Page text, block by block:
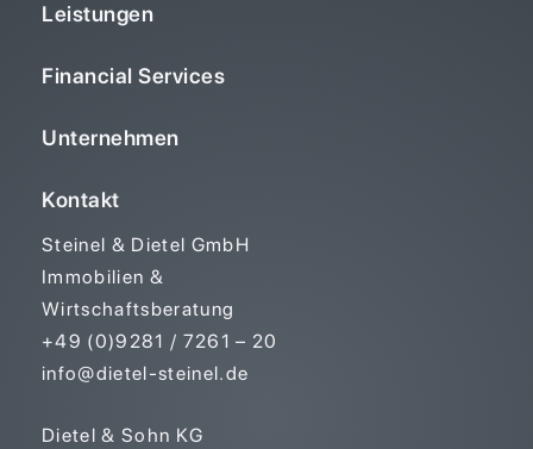
Leistungen
Financial Services
Unternehmen
Kontakt
Steinel & Dietel GmbH
Immobilien &
Wirtschaftsberatung
+49 (0)9281 / 7261 – 20
info@dietel-steinel.de
Dietel & Sohn KG